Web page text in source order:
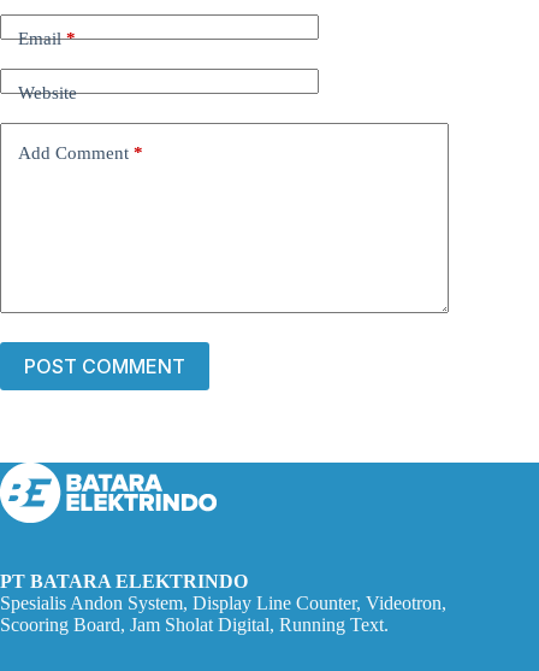
Email*
Website
Add Comment *
POST COMMENT
PT BATARA ELEKTRINDO
Spesialis Andon System, Display Line Counter, Videotron,
Scooring Board, Jam Sholat Digital, Running Text.